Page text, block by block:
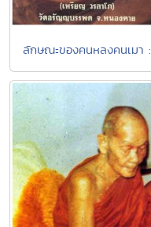
ลักษณะของคนหลงคนเมา